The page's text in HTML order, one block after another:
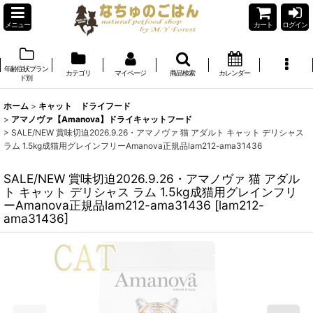
メニュー カート ログイン
年齢症状ブラン
ド別
カテゴリ マイページ 商品検索 カレンダー
ホーム > キャット ドライフード
> アマノヴァ【Amanova】ドライキャットフード
> SALE/NEW 賞味切迫2026.9.26・アマノヴァ 猫 アダルト キャット デリシャス
ラム 1.5kg成猫用グレインフリーAmanova正規品lam212-ama31436
SALE/NEW 賞味切迫2026.9.26・アマノヴァ 猫 アダル
ト キャット デリシャス ラム 1.5kg成猫用グレインフリ
ーAmanova正規品lam212-ama31436 [lam212-
ama31436]